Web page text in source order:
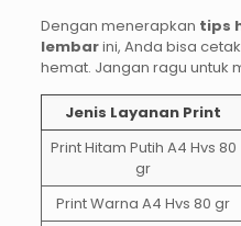
Dengan menerapkan tips
lembarini, Anda bisa
hemat. Jangan ragu untuk
Jenis Layanan Print
Print Hitam Putih A4 Hvs 80
gr
Print Warna A4 Hvs 80 gr